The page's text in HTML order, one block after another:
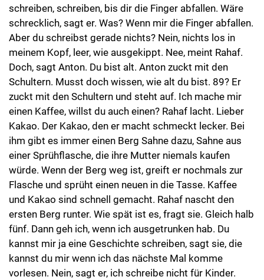
schreiben, schreiben, bis dir die Finger abfallen. Wäre
schrecklich, sagt er. Was? Wenn mir die Finger abfallen.
Aber du schreibst gerade nichts? Nein, nichts los in
meinem Kopf, leer, wie ausgekippt. Nee, meint Rahaf.
Doch, sagt Anton. Du bist alt. Anton zuckt mit den
Schultern. Musst doch wissen, wie alt du bist. 89? Er
zuckt mit den Schultern und steht auf. Ich mache mir
einen Kaffee, willst du auch einen? Rahaf lacht. Lieber
Kakao. Der Kakao, den er macht schmeckt lecker. Bei
ihm gibt es immer einen Berg Sahne dazu, Sahne aus
einer Sprühflasche, die ihre Mutter niemals kaufen
würde. Wenn der Berg weg ist, greift er nochmals zur
Flasche und sprüht einen neuen in die Tasse. Kaffee
und Kakao sind schnell gemacht. Rahaf nascht den
ersten Berg runter. Wie spät ist es, fragt sie. Gleich halb
fünf. Dann geh ich, wenn ich ausgetrunken hab. Du
kannst mir ja eine Geschichte schreiben, sagt sie, die
kannst du mir wenn ich das nächste Mal komme
vorlesen. Nein, sagt er, ich schreibe nicht für Kinder.